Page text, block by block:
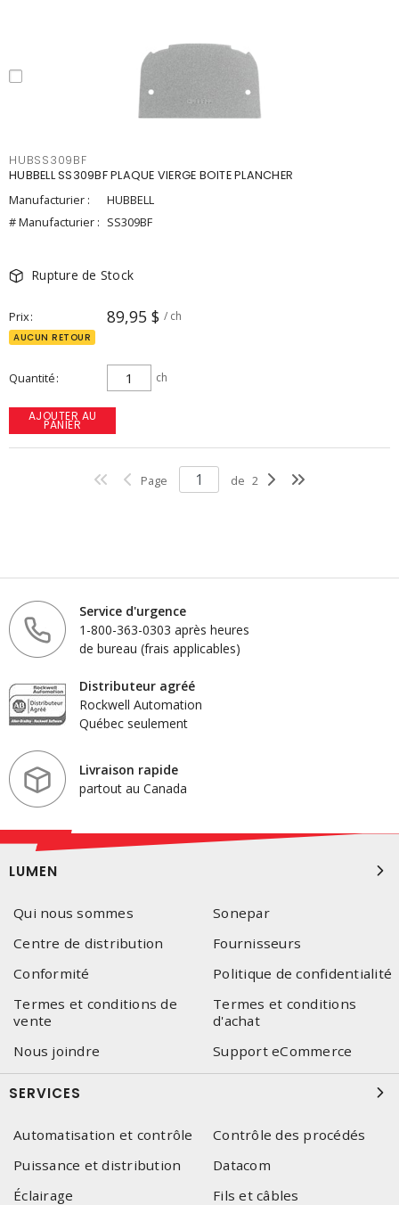
HUBSS309BF
HUBBELL SS309BF PLAQUE VIERGE BOITE PLANCHER
Manufacturier :
HUBBELL
# Manufacturier : SS309BF
Rupture de Stock
Prix 89,95 $ / ch
AUCUN RETOUR
Quantité ch
AJOUTER AU
PANIER
Page de 2
Service d'urgence
1-800-363-0303 après heures
de bureau (frais applicables)
Distributeur agréé
Rockwell Automation
Québec seulement
Livraison rapide
partout au Canada
LUMEN
Qui nous sommes
Sonepar
Centre de distribution
Fournisseurs
Conformité
Politique de confidentialité
Termes et conditions de
vente
Termes et conditions
d'achat
Nous joindre
Support eCommerce
SERVICES
Automatisation et contrôle
Contrôle des procédés
Puissance et distribution
Datacom
Éclairage
Fils et câbles